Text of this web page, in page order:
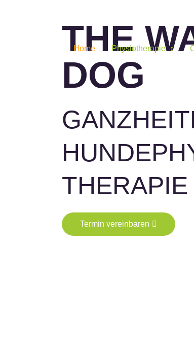
Home Physiotherapie
THE
DOG
THERAPIE
Termin vereinbaren